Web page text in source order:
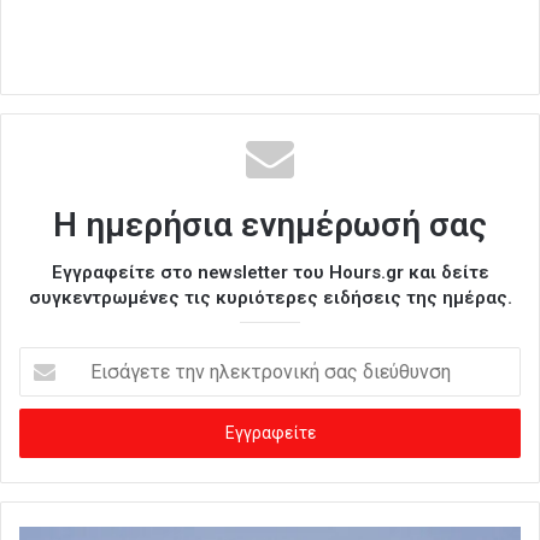
Η ημερήσια ενημέρωσή σας
Εγγραφείτε στο newsletter του Hours.gr και δείτε
συγκεντρωμένες τις κυριότερες ειδήσεις της ημέρας.
σ
γ
ε